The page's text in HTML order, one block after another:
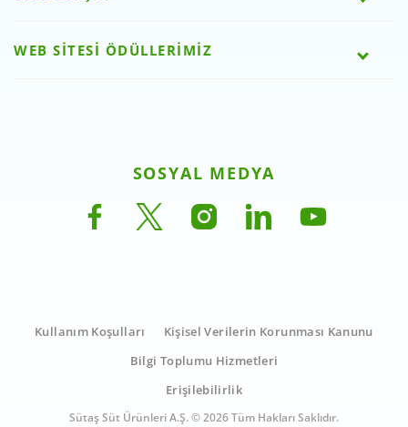
WEB SİTESİ ÖDÜLLERİMİZ
SOSYAL MEDYA
Kullanım Koşulları
Kişisel Verilerin Korunması Kanunu
Bilgi Toplumu Hizmetleri
Erişilebilirlik
Sütaş Süt Ürünleri A.Ş. © 2026 Tüm Hakları Saklıdır.